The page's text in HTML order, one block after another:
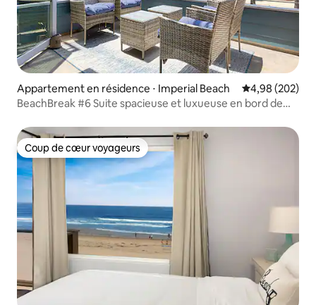
Appartement en résidence ⋅ Imperial Beach Évaluation
4,98 (202)
BeachBreak #6 Suite spacieuse et luxueuse en bord de
Coup de cœur voyageurs
Coup de cœur voyageurs